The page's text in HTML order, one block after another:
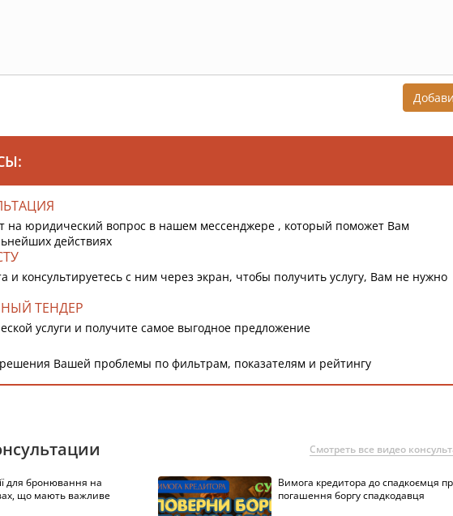
на юридический вопрос в нашем мессенджере , который поможет Вам
действиях
и консультируетесь с ним через экран, чтобы получить услугу, Вам не нужно
ТЕНДЕР
услуги и получите самое выгодное предложение
Вашей проблемы по фильтрам, показателям и рейтингу
Смотреть все видео
для бронювання на
що мають важливе
Вимога кредитора до спадкоємця
погашення боргу спадкодавця